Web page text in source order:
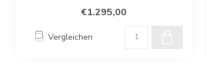
€1.295,00
Vergleichen